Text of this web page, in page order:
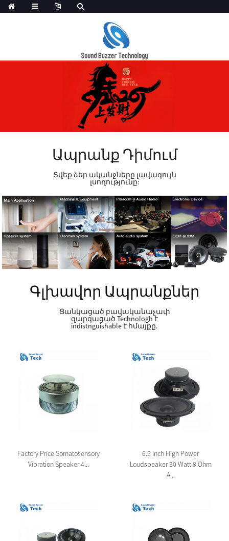
Ապրանք Դիմում
Տվեք ձեր ականջները լավագույն
լսողությունը:
Գլխավոր Ապրանքներ
Ցանկացած բավականաչափ
զարգացած Technologh է
indistnguishable է հմայքը.
Factory Price Somatosensory
Vibration Speaker 4...
6.5 Inch High Power
Loudspeaker 30 Watt 8 Ohm
A...